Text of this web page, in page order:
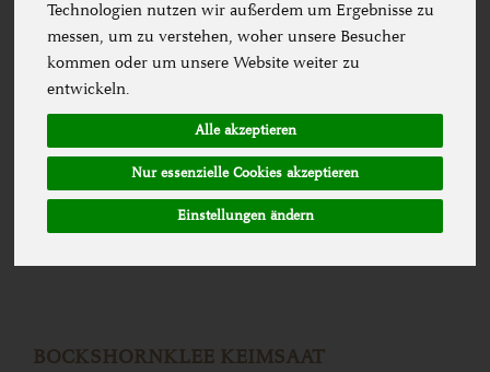
Technologien nutzen wir außerdem um Ergebnisse zu
messen, um zu verstehen, woher unsere Besucher
kommen oder um unsere Website weiter zu
entwickeln.
Alle akzeptieren
Nur essenzielle Cookies akzeptieren
Einstellungen ändern
BOCKSHORNKLEE KEIMSAAT